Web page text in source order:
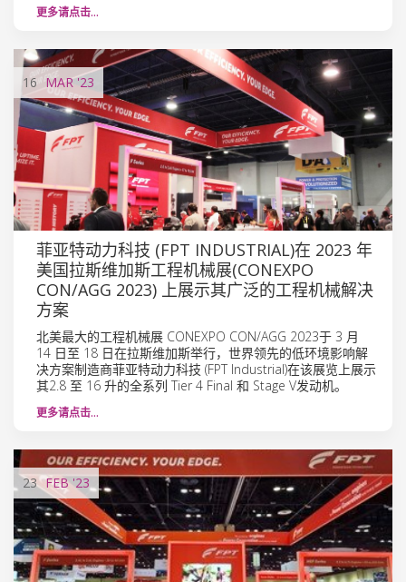
更多请点击…
16 MAR'23
菲亚特动力科技 (FPT INDUSTRIAL)在 2023 年
美国拉斯维加斯工程机械展(CONEXPO
CON/AGG 2023) 上展示其广泛的工程机械解决
方案
北美最大的工程机械展 CONEXPO CON/AGG 2023于 3 月
14 日至 18 日在拉斯维加斯举行，世界领先的低环境影响解
决方案制造商菲亚特动力科技 (FPT Industrial)在该展览上展示
其2.8 至 16 升的全系列 Tier 4 Final 和 Stage V发动机。
更多请点击…
23 FEB'23